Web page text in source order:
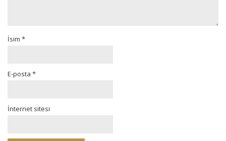
İsim *
E-posta *
İnternet sitesi